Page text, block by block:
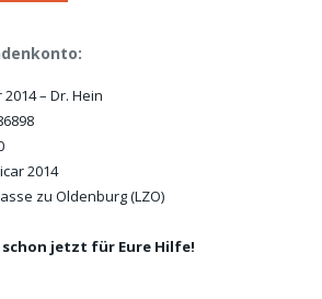
– Dr. Hein
2014
zu Oldenburg (LZO)
schon jetzt für Eure Hilfe!